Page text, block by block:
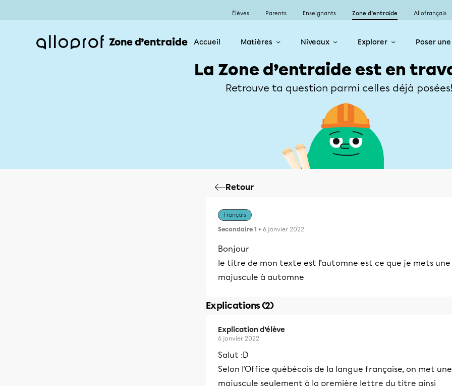
Élèves Parents Enseignants Zone d’entraide Allofrançais
Zone d’entraide Accueil Matières Niveaux Explorer Poser
La Zone d’entraide est en
Retrouve ta question parmi celles déjà
Retour
Français
Secondaire 1 • 6 janvier 2022
Bonjour
le titre de mon texte est l’automne est ce que je mets une
majuscule à automne
Explications (2)
Explication d’élève
6 janvier 2022
Salut :D
Selon l'Office québécois de la langue française, on met une
majuscule seulement à la première lettre du titre ainsi